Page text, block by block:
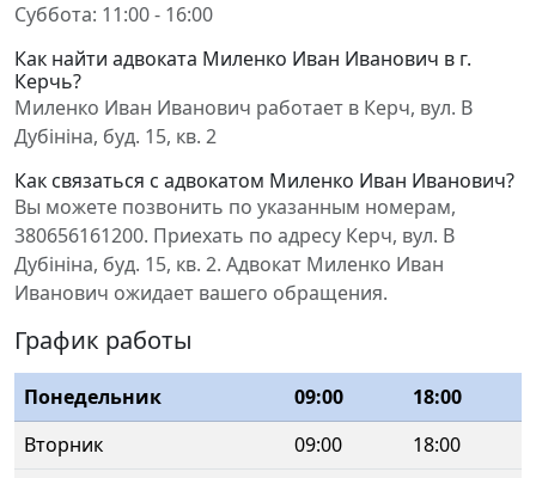
Суббота: 11:00 - 16:00
Как найти адвоката Миленко Иван Иванович в г.
Керчь?
Миленко Иван Иванович работает в Керч, вул. В
Дубініна, буд. 15, кв. 2
Как связаться с адвокатом Миленко Иван Иванович?
Вы можете позвонить по указанным номерам,
380656161200. Приехать по адресу Керч, вул. В
Дубініна, буд. 15, кв. 2. Адвокат Миленко Иван
Иванович ожидает вашего обращения.
График работы
Понедельник 09:00
18:00
Вторник
09:00
18:00